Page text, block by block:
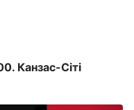
Канзас-Сіті